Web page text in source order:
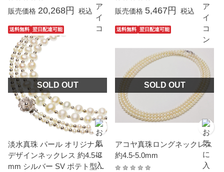
販売価格 20,268円 税込 販売価格 5,467円 税込
送料無料 翌日配達可能
SOLD OUT
淡水真珠 パール オリジナル
デザインネックレス 約4.5-8
mm シルバー SV ポテト型、
送料無料 翌日配達可能
SOLD OUT
アコヤ真珠ロングネックレス
約4.5-5.0mm